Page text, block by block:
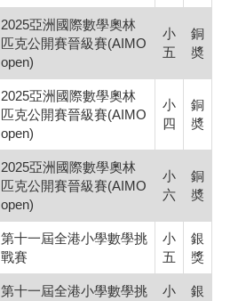
2025亞洲國際數學奧林
匹克公開賽晉級賽(AIMO
open)
小
五
銅
奬
2025亞洲國際數學奧林
匹克公開賽晉級賽(AIMO
open)
小
四
銅
奬
2025亞洲國際數學奧林
匹克公開賽晉級賽(AIMO
open)
小
六
銅
奬
第十一屆全港小學數學挑
戰賽
小
五
銀
獎
第十一屆全港小學數學挑
小
銀